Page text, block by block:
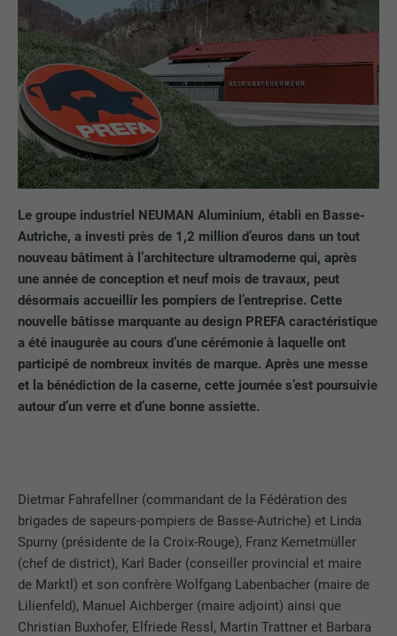
Le groupe industriel NEUMAN Aluminium, établi en Basse-
Autriche, a investi près de 1,2 million d’euros dans un tout
nouveau bâtiment à l’architecture ultramoderne qui, après
une année de conception et neuf mois de travaux, peut
désormais accueillir les pompiers de l’entreprise. Cette
nouvelle bâtisse marquante au design PREFA caractéristique
a été inaugurée au cours d’une cérémonie à laquelle ont
participé de nombreux invités de marque. Après une messe
et la bénédiction de la caserne, cette journée s’est poursuivie
autour d’un verre et d’une bonne assiette.
Dietmar Fahrafellner (commandant de la Fédération des
brigades de sapeurs-pompiers de Basse-Autriche) et Linda
Spurny (présidente de la Croix-Rouge), Franz Kemetmüller
(chef de district), Karl Bader (conseiller provincial et maire
de Marktl) et son confrère Wolfgang Labenbacher (maire de
Lilienfeld), Manuel Aichberger (maire adjoint) ainsi que
Christian Buxhofer, Elfriede Ressl, Martin Trattner et Barbara